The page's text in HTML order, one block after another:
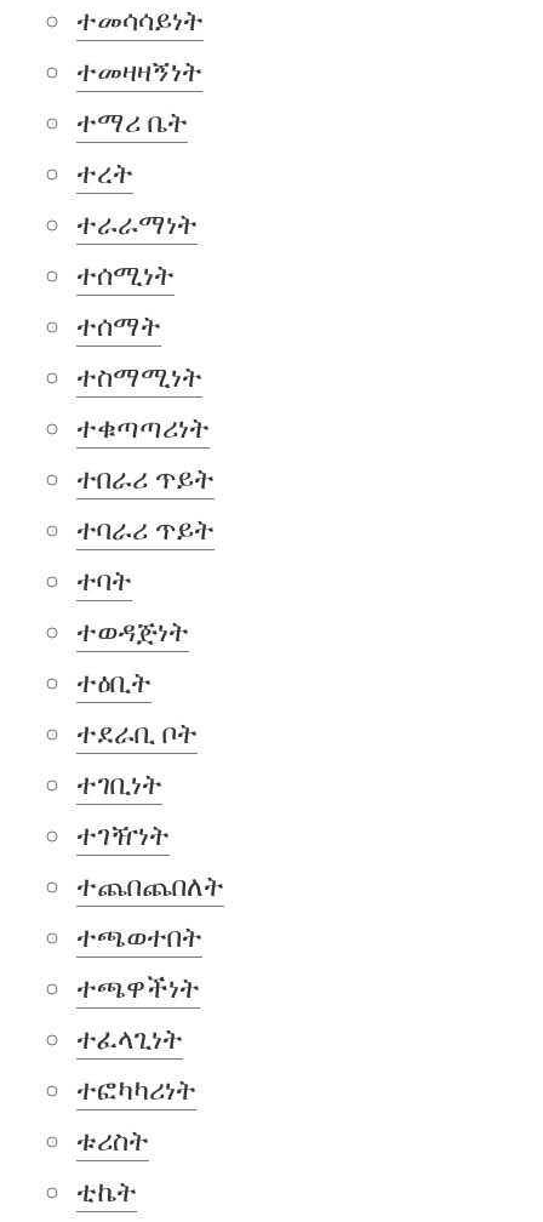
ተመሳሳይነት
ተመዛዛኝነት
ተማሪ ቤት
ተረት
ተራራማነት
ተሰሚነት
ተሰማት
ተስማሚነት
ተቁጣጣሪነት
ተበራሪ ጥይት
ተባራሪ ጥይት
ተባት
ተወዳጅነት
ተዕቢት
ተደራቢ ቦት
ተገቢነት
ተገዥነት
ተጨበጨበለት
ተጫወተበት
ተጫዋችነት
ተፈላጊነት
ተፎካካሪነት
ቱሪስት
ቲኬት